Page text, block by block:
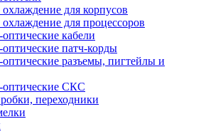
для корпусов
для процессоров
кабели
патч-корды
разъемы, пигтейлы и
оптические СКС
переходники